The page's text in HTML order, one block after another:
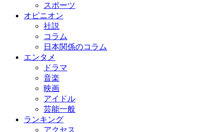
スポーツ
オピニオン
社説
コラム
日本関係のコラム
エンタメ
ドラマ
音楽
映画
アイドル
芸能一般
ランキング
アクセス